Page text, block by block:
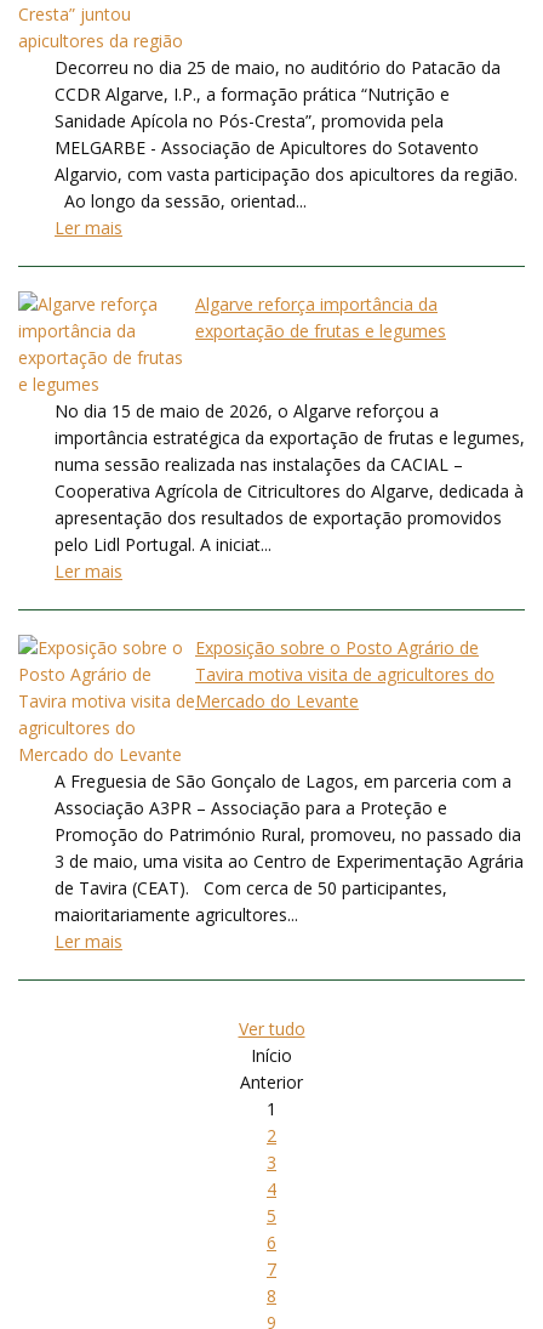
Decorreu no dia 25 de maio, no auditório do Patacão da
CCDR Algarve, I.P., a formação prática “Nutrição e
Sanidade Apícola no Pós-Cresta”, promovida pela
MELGARBE - Associação de Apicultores do Sotavento
Algarvio, com vasta participação dos apicultores da região.
Ao longo da sessão, orientad...
Ler mais
Algarve reforça importância da
exportação de frutas e legumes
No dia 15 de maio de 2026, o Algarve reforçou a
importância estratégica da exportação de frutas e legumes,
numa sessão realizada nas instalações da CACIAL –
Cooperativa Agrícola de Citricultores do Algarve, dedicada à
apresentação dos resultados de exportação promovidos
pelo Lidl Portugal. A iniciat...
Ler mais
Exposição sobre o Posto Agrário de
Tavira motiva visita de agricultores do
Mercado do Levante
A Freguesia de São Gonçalo de Lagos, em parceria com a
Associação A3PR – Associação para a Proteção e
Promoção do Património Rural, promoveu, no passado dia
3 de maio, uma visita ao Centro de Experimentação Agrária
de Tavira (CEAT). Com cerca de 50 participantes,
maioritariamente agricultores...
Ler mais
Ver tudo
Início
Anterior
1
2
3
4
5
6
7
8
9